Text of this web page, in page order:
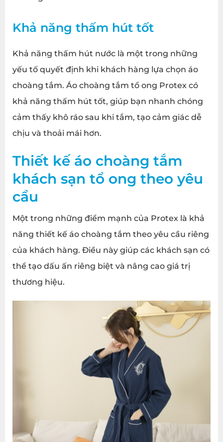
Khả năng thấm hút tốt
Khả năng thấm hút nước là một trong những
yếu tố quyết định khi khách hàng lựa chọn áo
choàng tắm. Áo choàng tắm tổ ong Protex có
khả năng thấm hút tốt, giúp bạn nhanh chóng
cảm thấy khô ráo sau khi tắm, tạo cảm giác dễ
chịu và thoải mái hơn.
Thiết kế áo choàng tắm
khách sạn tổ ong theo yêu
cầu
Một trong những điểm mạnh của Protex là khả
năng thiết kế áo choàng tắm theo yêu cầu riêng
của khách hàng. Điều này giúp các khách sạn có
thể tạo dấu ấn riêng biệt và nâng cao giá trị
thương hiệu.